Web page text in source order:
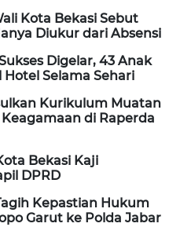
Kota Bekasi Sebut
Diukur dari Absensi
Digelar, 43 Anak
Selama Sehari
Kurikulum Muatan
di Raperda
Bekasi Kaji
DPRD
Kepastian Hukum
Garut ke Polda Jabar